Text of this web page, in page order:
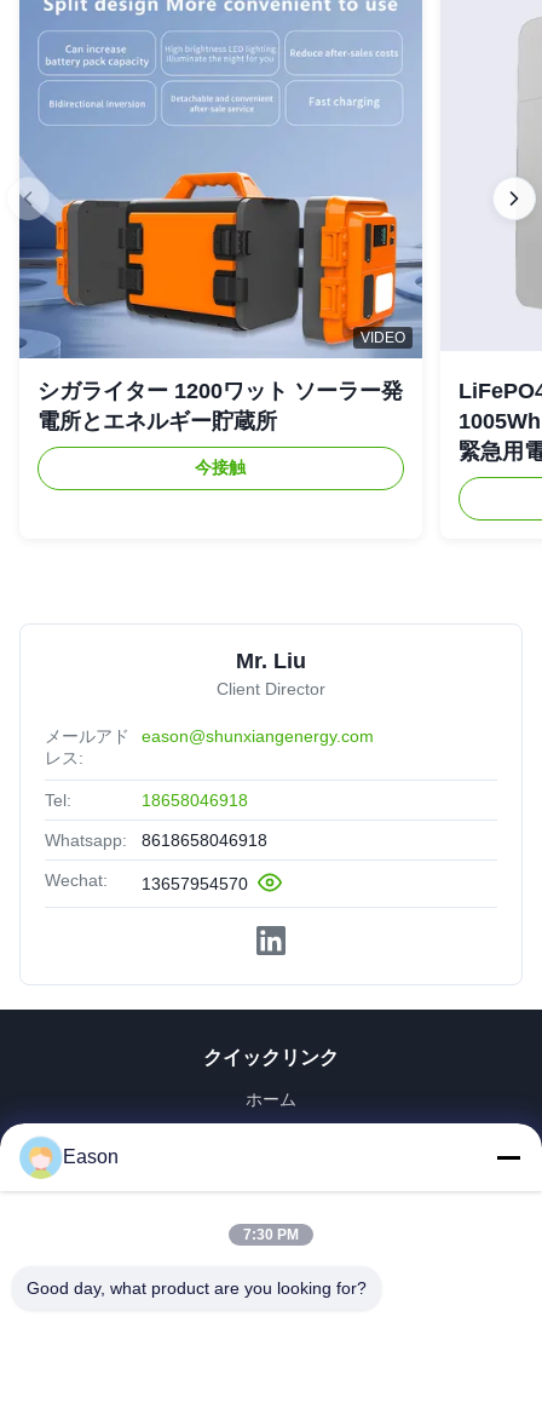
VIDEO
シガライター 1200ワット ソーラー発
電所とエネルギー貯蔵所
今接触
緊急用
Mr. Liu
Client Director
メールアド
レス:
eason@shunxiangenergy.com
Tel: 18658046918
Whatsapp: 8618658046918
Wechat: 13657954570
クイックリンク
ホーム
会社案内
お問い合わせ
Eason
7:30 PM
Good day, what product are you looking for?